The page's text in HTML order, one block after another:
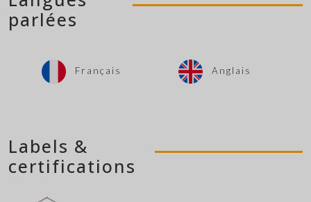
parlées
Français Anglais
Labels &
certifications